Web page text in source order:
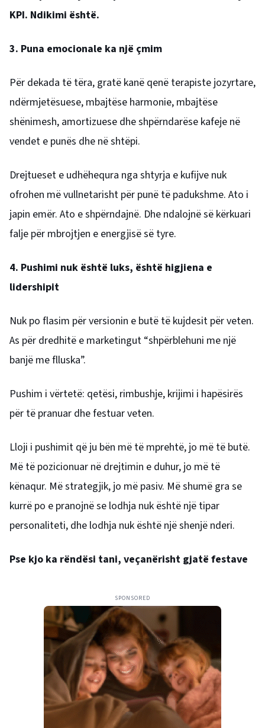
KPI. Ndikimi është.
3. Puna emocionale ka një çmim
Për dekada të tëra, gratë kanë qenë terapiste jozyrtare,
ndërmjetësuese, mbajtëse harmonie, mbajtëse
shënimesh, amortizuese dhe shpërndarëse kafeje në
vendet e punës dhe në shtëpi.
Drejtueset e udhëhequra nga shtyrja e kufijve nuk
ofrohen më vullnetarisht për punë të padukshme. Ato i
japin emër. Ato e shpërndajnë. Dhe ndalojnë së kërkuari
falje për mbrojtjen e energjisë së tyre.
4. Pushimi nuk është luks, është higjiena e
lidershipit
Nuk po flasim për versionin e butë të kujdesit për veten.
As për dredhitë e marketingut “shpërblehuni me një
banjë me flluska”.
Pushim i vërtetë: qetësi, rimbushje, krijimi i hapësirës
për të pranuar dhe festuar veten.
Lloji i pushimit që ju bën më të mprehtë, jo më të butë.
Më të pozicionuar në drejtimin e duhur, jo më të
kënaqur. Më strategjik, jo më pasiv. Më shumë gra se
kurrë po e pranojnë se lodhja nuk është një tipar
personaliteti, dhe lodhja nuk është një shenjë nderi.
Pse kjo ka rëndësi tani, veçanërisht gjatë festave
SPONSORED